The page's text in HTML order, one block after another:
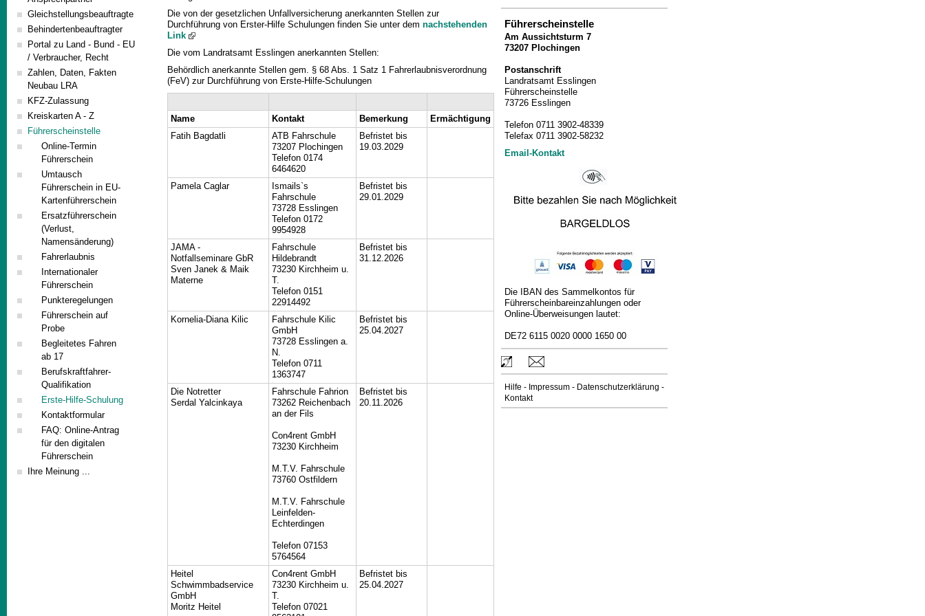
Gleichstellungsbeauftragte
Behindertenbeauftragter
Portal zu Land - Bund - EU
/ Verbraucher, Recht
Zahlen, Daten, Fakten
Neubau LRA
KFZ-Zulassung
Kreiskarten A - Z
Führerscheinstelle
Online-Termin
Führerschein
Umtausch
Führerschein in EU-
Kartenführerschein
Ersatzführerschein
(Verlust,
Namensänderung)
Fahrerlaubnis
Internationaler
Führerschein
Punkteregelungen
Führerschein auf
Probe
Begleitetes Fahren
ab 17
Berufskraftfahrer-
Qualifikation
Erste-Hilfe-Schulung
Kontaktformular
FAQ: Online-Antrag
für den digitalen
Führerschein
Ihre Meinung ...
Führerscheinstelle
Am Aussichtsturm 7
73207 Plochingen
Postanschrift
Landratsamt Esslingen
Führerscheinstelle
73726 Esslingen
Telefon 0711 3902-48339
Telefax 0711 3902-58232
Email-Kontakt
Die IBAN des Sammelkontos für
Führerscheinbareinzahlungen oder
Online-Überweisungen lautet:
DE72 6115 0020 0000 1650 00
Hilfe - Impressum - Datenschutzerklärung -
Kontakt
Die von der gesetzlichen Unfallversicherung anerkannten Stellen zur
Durchführung von Erster-Hilfe Schulungen finden Sie unter dem nachstehenden
Link
Die vom Landratsamt Esslingen anerkannten Stellen:
Behördlich anerkannte Stellen gem. § 68 Abs. 1 Satz 1 Fahrerlaubnisverordnung
(FeV) zur Durchführung von Erste-Hilfe-Schulungen
Name Kontakt Bemerkung
Ermächtigung
Fatih Bagdatli
ATB Fahrschule
73207 Plochingen
Telefon 0174
6464620
Befristet bis
19.03.2029
Pamela Caglar
Ismails`s
Fahrschule
73728 Esslingen
Telefon 0172
9954928
Befristet bis
29.01.2029
JAMA -
Notfallseminare GbR
Sven Janek & Maik
Materne
Fahrschule
Hildebrandt
73230 Kirchheim u.
T.
Telefon 0151
22914492
Befristet bis
31.12.2026
Kornelia-Diana Kilic
Fahrschule Kilic
GmbH
73728 Esslingen a.
N.
Telefon 0711
1363747
Befristet bis
25.04.2027
Die Notretter
Serdal Yalcinkaya
Fahrschule Fahrion
73262 Reichenbach
an der Fils
Con4rent GmbH
73230 Kirchheim
M.T.V. Fahrschule
73760 Ostfildern
M.T.V. Fahrschule
Leinfelden-
Echterdingen
Telefon 07153
5764564
Befristet bis
20.11.2026
Heitel
Schwimmbadservice
GmbH
Moritz Heitel
Con4rent GmbH
73230 Kirchheim u.
T.
Telefon 07021
Befristet bis
25.04.2027